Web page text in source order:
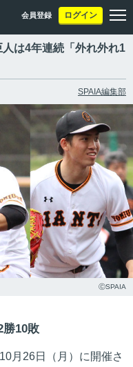
会員登録 ログイン
人は4年連続「外れ外れ1
SPAIA編集部
ⒸSPAIA
勝10敗
月26日（月）に開催さ